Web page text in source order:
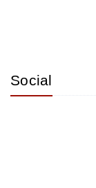
Social